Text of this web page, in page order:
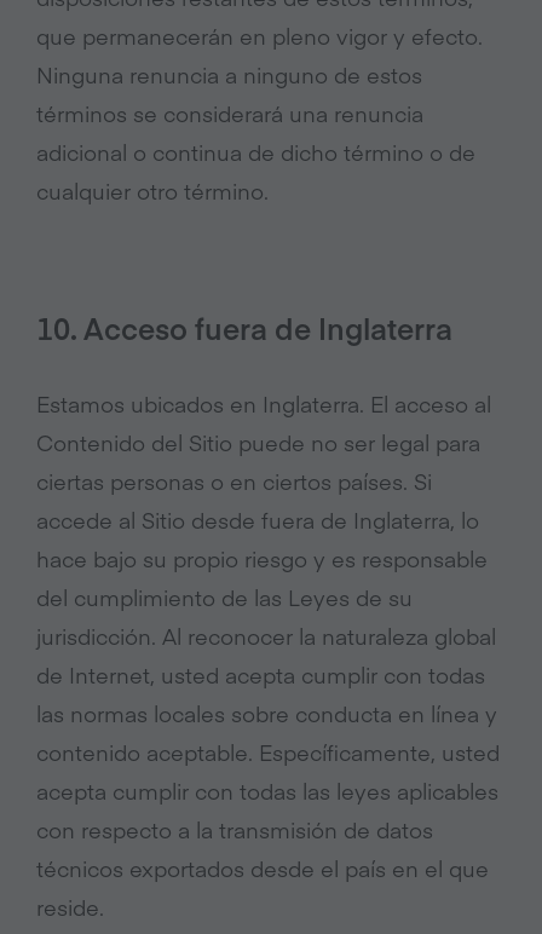
que permanecerán en pleno vigor y efecto.
Ninguna renuncia a ninguno de estos
términos se considerará una renuncia
adicional o continua de dicho término o de
cualquier otro término.
10. Acceso fuera de Inglaterra
Estamos ubicados en Inglaterra. El acceso al
Contenido del Sitio puede no ser legal para
ciertas personas o en ciertos países. Si
accede al Sitio desde fuera de Inglaterra, lo
hace bajo su propio riesgo y es responsable
del cumplimiento de las Leyes de su
jurisdicción. Al reconocer la naturaleza global
de Internet, usted acepta cumplir con todas
las normas locales sobre conducta en línea y
contenido aceptable. Específicamente, usted
acepta cumplir con todas las leyes aplicables
con respecto a la transmisión de datos
técnicos exportados desde el país en el que
reside.